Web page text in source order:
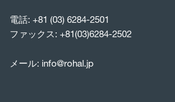
電話: +81 (03) 6284-2501
ファックス: +81(03)6284-2502
メール: info@rohal.jp